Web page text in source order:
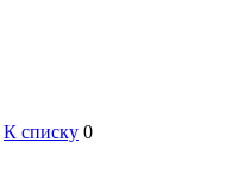
К списку 0